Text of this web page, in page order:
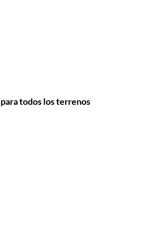
todos los terrenos